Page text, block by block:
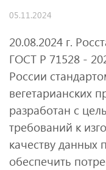
05.11.2024
20.08.2024 г.
ГОСТ Р 71528 -
России
вегетарианских
разработан с
требований к
качеству данных
обеспечить